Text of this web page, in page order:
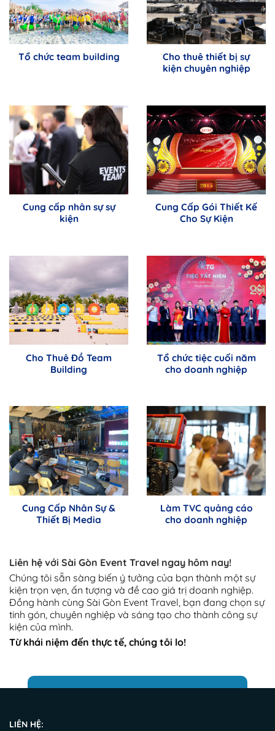
Tổ chức team building
Cho thuê thiết bị sự
kiện chuyên nghiệp
Cung cấp nhân sự sự
kiện
Cung Cấp Gói Thiết Kế
Cho Sự Kiện
Cho Thuê Đồ Team
Building
Tổ chức tiệc cuối năm
cho doanh nghiệp
Cung Cấp Nhân Sự &
Thiết Bị Media
Làm TVC quảng cáo
cho doanh nghiệp
Liên hệ với Sài Gòn Event Travel ngay hôm nay!
Chúng tôi sẵn sàng biến ý tưởng của bạn thành một sự
kiện trọn vẹn, ấn tượng và đề cao giá trị doanh nghiệp.
Đồng hành cùng Sài Gòn Event Travel, bạn đang chọn sự
tinh gón, chuyên nghiệp và sáng tạo cho thành công sự
kiện của mình.
Từ khái niệm đến thực tế, chúng tôi lo!
LIÊN HỆ: